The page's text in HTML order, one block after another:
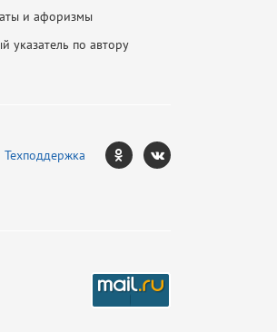
и афоризмы
указатель по автору
Техподдержка